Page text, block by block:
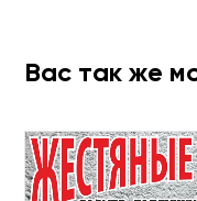
Вас так же